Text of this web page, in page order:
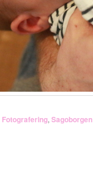
Fotografering,Sagoborgen